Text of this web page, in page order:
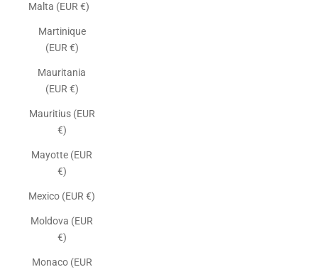
Malta (EUR €)
Martinique
(EUR €)
Mauritania
(EUR €)
Mauritius (EUR
€)
Mayotte (EUR
€)
Mexico (EUR €)
Moldova (EUR
€)
Monaco (EUR